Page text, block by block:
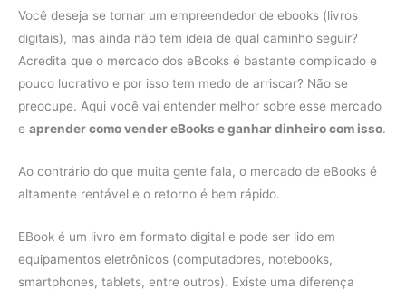
Você deseja se tornar um empreendedor de ebooks (livros
digitais), mas ainda não tem ideia de qual caminho seguir?
Acredita que o mercado dos eBooks é bastante complicado e
pouco lucrativo e por isso tem medo de arriscar? Não se
preocupe. Aqui você vai entender melhor sobre esse mercado
e aprender como vender eBooks e ganhar dinheiro com isso.
Ao contrário do que muita gente fala, o mercado de eBooks é
altamente rentável e o retorno é bem rápido.
EBook é um livro em formato digital e pode ser lido em
equipamentos eletrônicos (computadores, notebooks,
smartphones, tablets, entre outros). Existe uma diferença